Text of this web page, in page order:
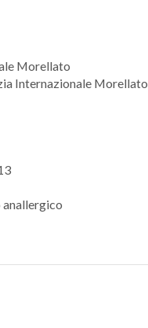
Morellato
Internazionale Morellato